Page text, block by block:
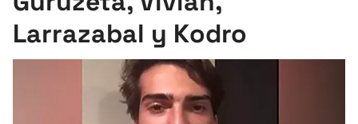
Remo
Larrazabal y Kodro